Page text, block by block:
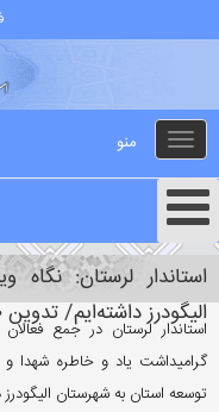
Toggle
navigation
منو
استاندار لرستان: نگاه
الیگودرز داشته‌ایم/ تدوین ۲۰ همت سرمایه‌گذاری در شهرستان
استاندار لرستان در جمع
گرامیداشت یاد و خاطره شهدا و
توسعه استان به شهرستان الیگودرز